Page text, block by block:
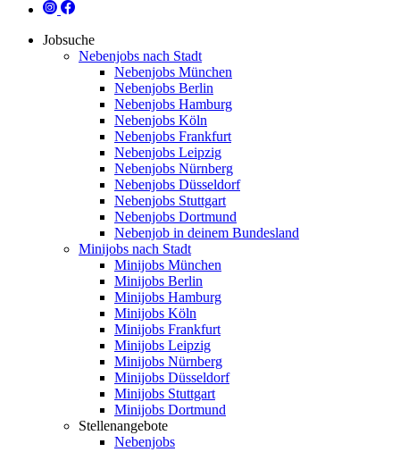
Jobsuche
Nebenjobs nach Stadt
Nebenjobs München
Nebenjobs Berlin
Nebenjobs Hamburg
Nebenjobs Köln
Nebenjobs Frankfurt
Nebenjobs Leipzig
Nebenjobs Nürnberg
Nebenjobs Düsseldorf
Nebenjobs Stuttgart
Nebenjobs Dortmund
Nebenjob in deinem Bundesland
Minijobs nach Stadt
Minijobs München
Minijobs Berlin
Minijobs Hamburg
Minijobs Köln
Minijobs Frankfurt
Minijobs Leipzig
Minijobs Nürnberg
Minijobs Düsseldorf
Minijobs Stuttgart
Minijobs Dortmund
Stellenangebote
Nebenjobs